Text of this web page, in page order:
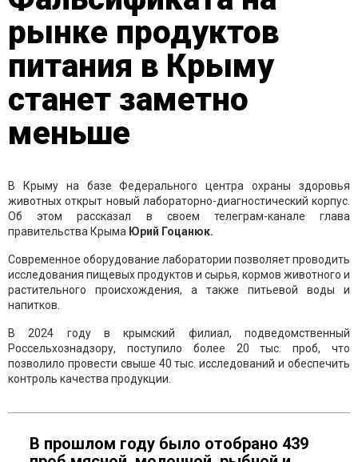
рынке продуктов
питания в Крыму
станет заметно
меньше
В Крыму на базе Федерального центра охраны здоровья
животных открыт новый лабораторно-диагностический корпус.
Об этом рассказал в своем телеграм-канале глава
правительства Крыма Юрий Гоцанюк.
Современное оборудование лаборатории позволяет проводить
исследования пищевых продуктов и сырья, кормов животного и
растительного происхождения, а также питьевой воды и
напитков.
В 2024 году в крымский филиал, подведомственный
Россельхознадзору, поступило более 20 тыс. проб, что
позволило провести свыше 40 тыс. исследований и обеспечить
контроль качества продукции.
В прошлом году было отобрано 439